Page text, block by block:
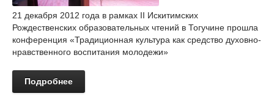
21 декабря 2012 года в рамках II Искитимских
Рождественских образовательных чтений в Тогучине прошла
конференция «Традиционная культура как средство духовно-
нравственного воспитания молодежи»
Подробнее